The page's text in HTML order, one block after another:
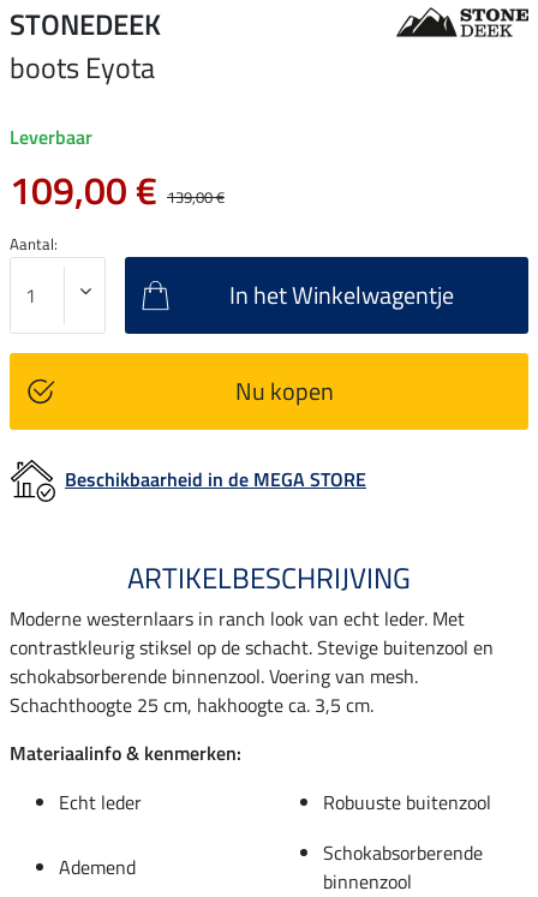
STONEDEEK
boots Eyota
Leverbaar
109,00 € 139,00 €
Aantal:
In het Winkelwagentje
Nu kopen
Beschikbaarheid in de MEGA STORE
ARTIKELBESCHRIJVING
Moderne westernlaars in ranch look van echt leder. Met
contrastkleurig stiksel op de schacht. Stevige buitenzool en
schokabsorberende binnenzool. Voering van mesh.
Schachthoogte 25 cm, hakhoogte ca. 3,5 cm.
Materiaalinfo & kenmerken:
Echt leder
Robuuste buitenzool
Ademend
Schokabsorberende
binnenzool